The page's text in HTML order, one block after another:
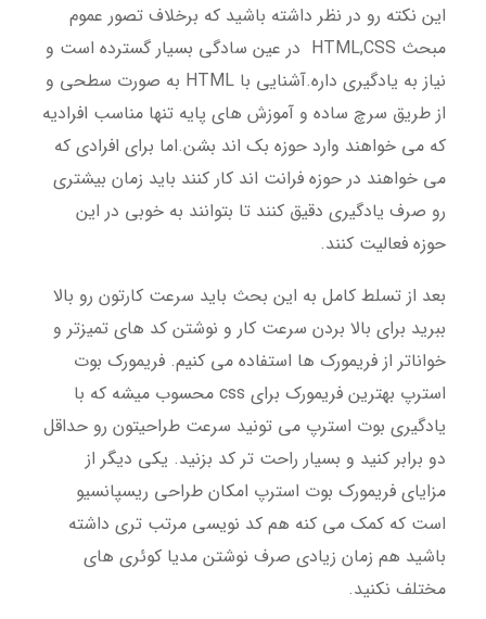
این نکته رو در نظر داشته باشید که برخلاف تصور عموم
مبحث
HTML,CSS در عین سادگی بسیار گسترده است و
نیاز به یادگیری داره.آشنایی با HTML به صورت سطحی و
از طریق سرچ ساده و آموزش های پایه تنها مناسب افرادیه
که می خواهند وارد حوزه بک اند بشن.اما برای افرادی که
می خواهند در حوزه فرانت اند کار کنند باید زمان بیشتری
رو صرف یادگیری دقیق کنند تا بتوانند به خوبی در این
حوزه فعالیت کنند.
بعد از تسلط کامل به این بحث باید سرعت کارتون رو بالا
ببرید برای بالا بردن سرعت کار و نوشتن کد های تمیزتر و
خواناتر از فریمورک ها استفاده می کنیم. فریمورک بوت
استرپ بهترین فریمورک برای
css محسوب میشه که با
یادگیری بوت استرپ می تونید سرعت طراحیتون رو حداقل
دو برابر کنید و بسیار راحت تر کد بزنید. یکی دیگر از
مزایای فریمورک بوت استرپ امکان طراحی ریسپانسیو
است که کمک می کنه هم کد نویسی مرتب تری داشته
باشید هم زمان زیادی صرف نوشتن مدیا کوئری های
مختلف نکنید.